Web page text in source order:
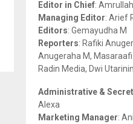
r
:
Editor in Chief: Amrullah
Managing Editor: Arief
Editors: Gemayudha M
Reporters: Rafiki
Anugeraha M,
Radin Media, Dwi
Administrative &
Alexa
Marketing Manager: